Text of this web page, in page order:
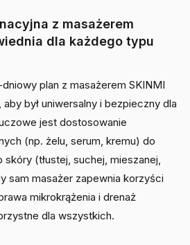
z masażerem
dla każdego typu
dniowy plan z masażerem SKINMI
był uniwersalny i bezpieczny dla
jest dostosowanie
(np. żelu, serum, kremu) do
(tłustej, suchej, mieszanej,
sam masażer zapewnia korzyści
mikrokrążenia i drenaż
dla wszystkich.